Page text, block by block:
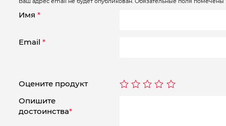
Имя *
Email *
Оцените продукт
Опишите
достоинства*